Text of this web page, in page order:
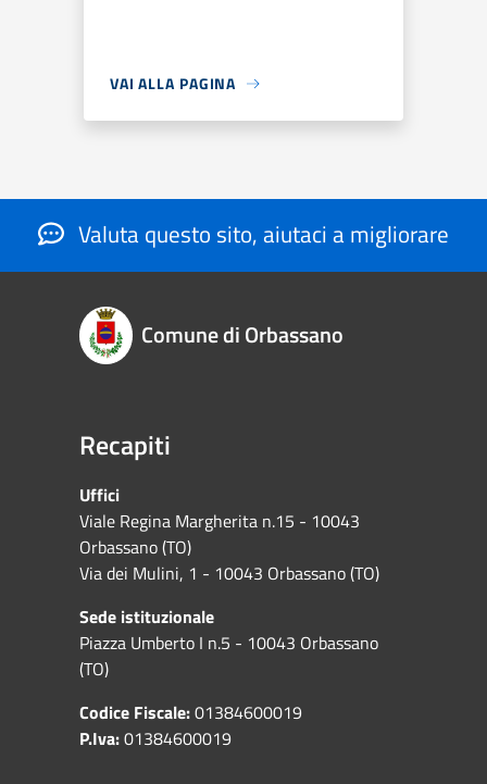
VAI ALLA PAGINA
Valuta questo sito, aiutaci a migliorare
Comune di Orbassano
Recapiti
Uffici
Viale Regina Margherita n.15 - 10043
Orbassano (TO)
Via dei Mulini, 1 - 10043 Orbassano (TO)
Sede istituzionale
Piazza Umberto I n.5 - 10043 Orbassano
(TO)
Codice Fiscale:01384600019
P.Iva:01384600019